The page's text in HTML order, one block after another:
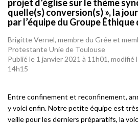
projet d’église sur le thème
quelle(s) conversion(s) », la
par l’équipe du Groupe
Brigitte Vernel, membre du Grée et
Protestante Unie de Toulouse
Publié le 1 janvier 2021 à 11h01, modifié
14h15
Entre confinement et reconfinement,
y voici enfin. Notre petite équipe est
veille pour les derniers préparatifs, la